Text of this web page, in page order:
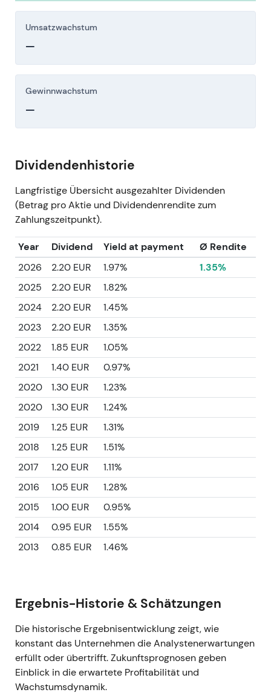
Umsatzwachstum
—
Gewinnwachstum
—
Dividendenhistorie
Langfristige Übersicht ausgezahlter Dividenden
(Betrag pro Aktie und Dividendenrendite zum
Zahlungszeitpunkt).
Year Dividend Yield at payment
Ø Rendite
2026
2.20 EUR 1.97%
1.35%
2025
2.20 EUR
1.82%
2024
2.20 EUR
1.45%
2023
2.20 EUR
1.35%
2022
1.85 EUR
1.05%
2021
1.40 EUR
0.97%
2020
1.30 EUR
1.23%
2020
1.30 EUR
1.24%
2019
1.25 EUR
1.31%
2018
1.25 EUR
1.51%
2017
1.20 EUR
1.11%
2016
1.05 EUR
1.28%
2015
1.00 EUR
0.95%
2014
0.95 EUR
1.55%
2013
0.85 EUR 1.46%
Ergebnis-Historie & Schätzungen
Die historische Ergebnisentwicklung zeigt, wie
konstant das Unternehmen die Analystenerwartungen
erfüllt oder übertrifft. Zukunftsprognosen geben
Einblick in die erwartete Profitabilität und
Wachstumsdynamik.